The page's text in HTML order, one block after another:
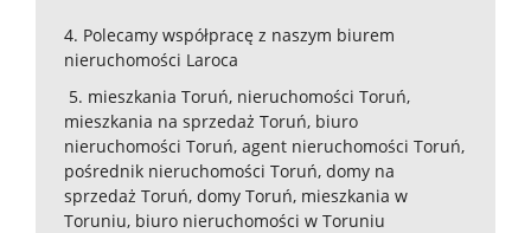
4. Polecamy współpracę z naszym biurem
nieruchomości Laroca
5. mieszkania Toruń, nieruchomości Toruń,
mieszkania na sprzedaż Toruń, biuro
nieruchomości Toruń, agent nieruchomości Toruń,
pośrednik nieruchomości Toruń, domy na
sprzedaż Toruń, domy Toruń, mieszkania w
Toruniu, biuro nieruchomości w Toruniu